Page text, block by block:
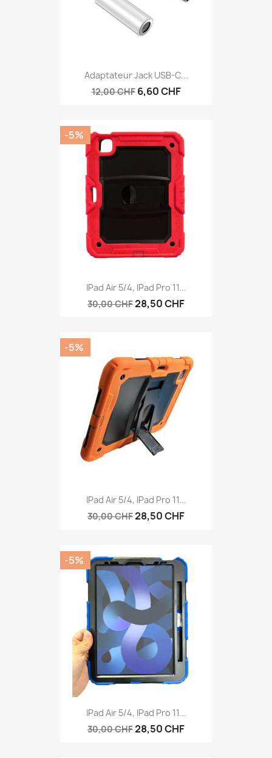
Adaptateur Jack USB-C...
12,00 CHF 6,60 CHF
IPad Air 5/4, IPad Pro 11...
30,00 CHF28,50 CHF
-5%
IPad Air 5/4, IPad Pro 11...
30,00 CHF28,50 CHF
-5%
IPad Air 5/4, IPad Pro 11...
30,00 CHF28,50 CHF
-5%